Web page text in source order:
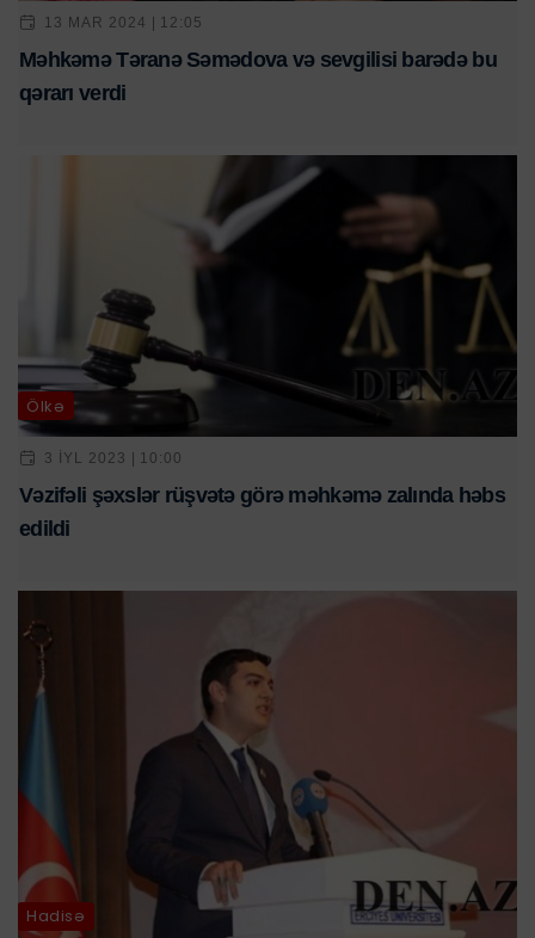
13 MAR 2024 | 12:05
Məhkəmə Təranə Səmədova və sevgilisi barədə bu
qərarı verdi
Ölkə
3 IYL 2023 | 10:00
Vəzifəli şəxslər rüşvətə görə məhkəmə zalında həbs
edildi
Hadisə